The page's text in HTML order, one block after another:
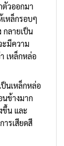
ตัวออกมา
หล็กรอบๆ
กลายเป็น
ะมีความ
เหล็กหล่อ
นเหล็กหล่อ
ข้างมาก
ขึ้น และ
รเสียดสี